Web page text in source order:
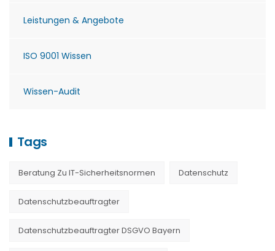
Leistungen & Angebote
ISO 9001 Wissen
Wissen-Audit
Tags
Beratung Zu IT-Sicherheitsnormen Datenschutz
Datenschutzbeauftragter
Datenschutzbeauftragter DSGVO Bayern